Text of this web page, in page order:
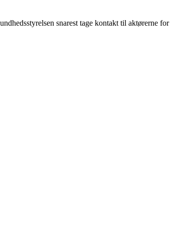
snarest tage kontakt til aktørerne for